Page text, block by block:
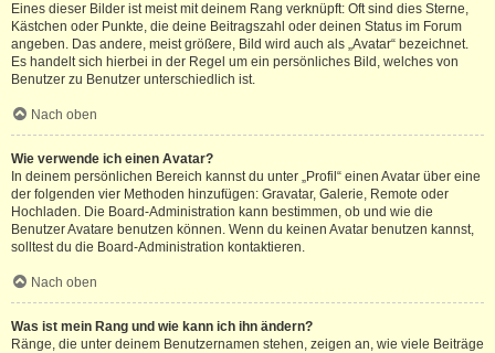
Eines dieser Bilder ist meist mit deinem Rang verknüpft: Oft sind dies Sterne,
Kästchen oder Punkte, die deine Beitragszahl oder deinen Status im Forum
angeben. Das andere, meist größere, Bild wird auch als „Avatar“ bezeichnet.
Es handelt sich hierbei in der Regel um ein persönliches Bild, welches von
Benutzer zu Benutzer unterschiedlich ist.
Nach oben
Wie verwende ich einen Avatar?
In deinem persönlichen Bereich kannst du unter „Profil“ einen Avatar über eine
der folgenden vier Methoden hinzufügen: Gravatar, Galerie, Remote oder
Hochladen. Die Board-Administration kann bestimmen, ob und wie die
Benutzer Avatare benutzen können. Wenn du keinen Avatar benutzen kannst,
solltest du die Board-Administration kontaktieren.
Nach oben
Was ist mein Rang und wie kann ich ihn ändern?
Ränge, die unter deinem Benutzernamen stehen, zeigen an, wie viele Beiträge